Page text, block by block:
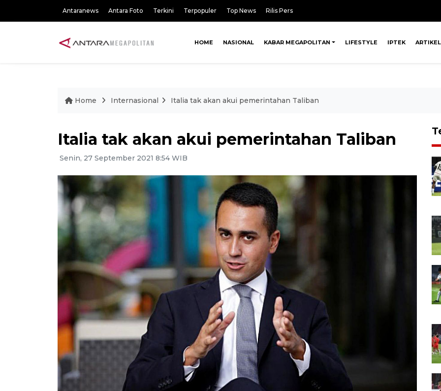
Antaranews Antara Foto Terkini Terpopuler Top News Rilis Pers
HOME NASIONAL KABAR MEGAPOLITAN LIFESTYLE IPTEK ARTIKEL
Home Internasional Italia tak akan akui pemerintahan Taliban
Italia tak akan akui pemerintahan Taliban
Senin, 27 September 2021 8:54 WIB